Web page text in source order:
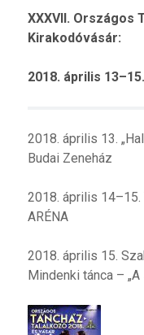
XXXVII. Országos
Kirakodóvásár:
2018. április 13–15.
2018. április 13.
Budai Zeneház
2018. április 14–15.
ARÉNA
2018. április 15.
Mindenki tánca –